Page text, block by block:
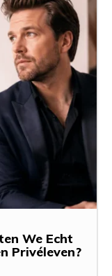
We Echt
Privéleven?